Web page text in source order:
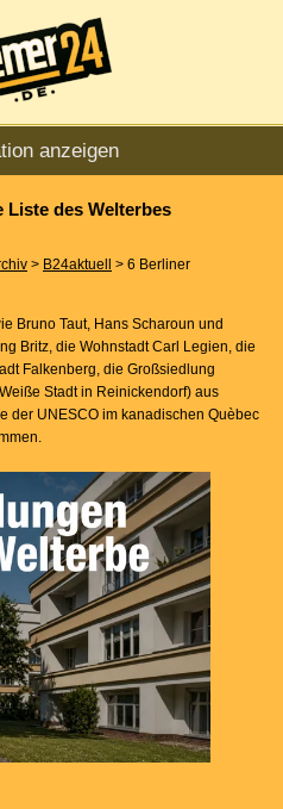
anzeigen
Liste des Welterbes
> B24aktuell
> 6 Berliner
Bruno Taut, Hans Scharoun und
Britz, die Wohnstadt Carl Legien, die
Falkenberg, die Großsiedlung
Stadt in Reinickendorf) aus
der UNESCO im kanadischen Quèbec